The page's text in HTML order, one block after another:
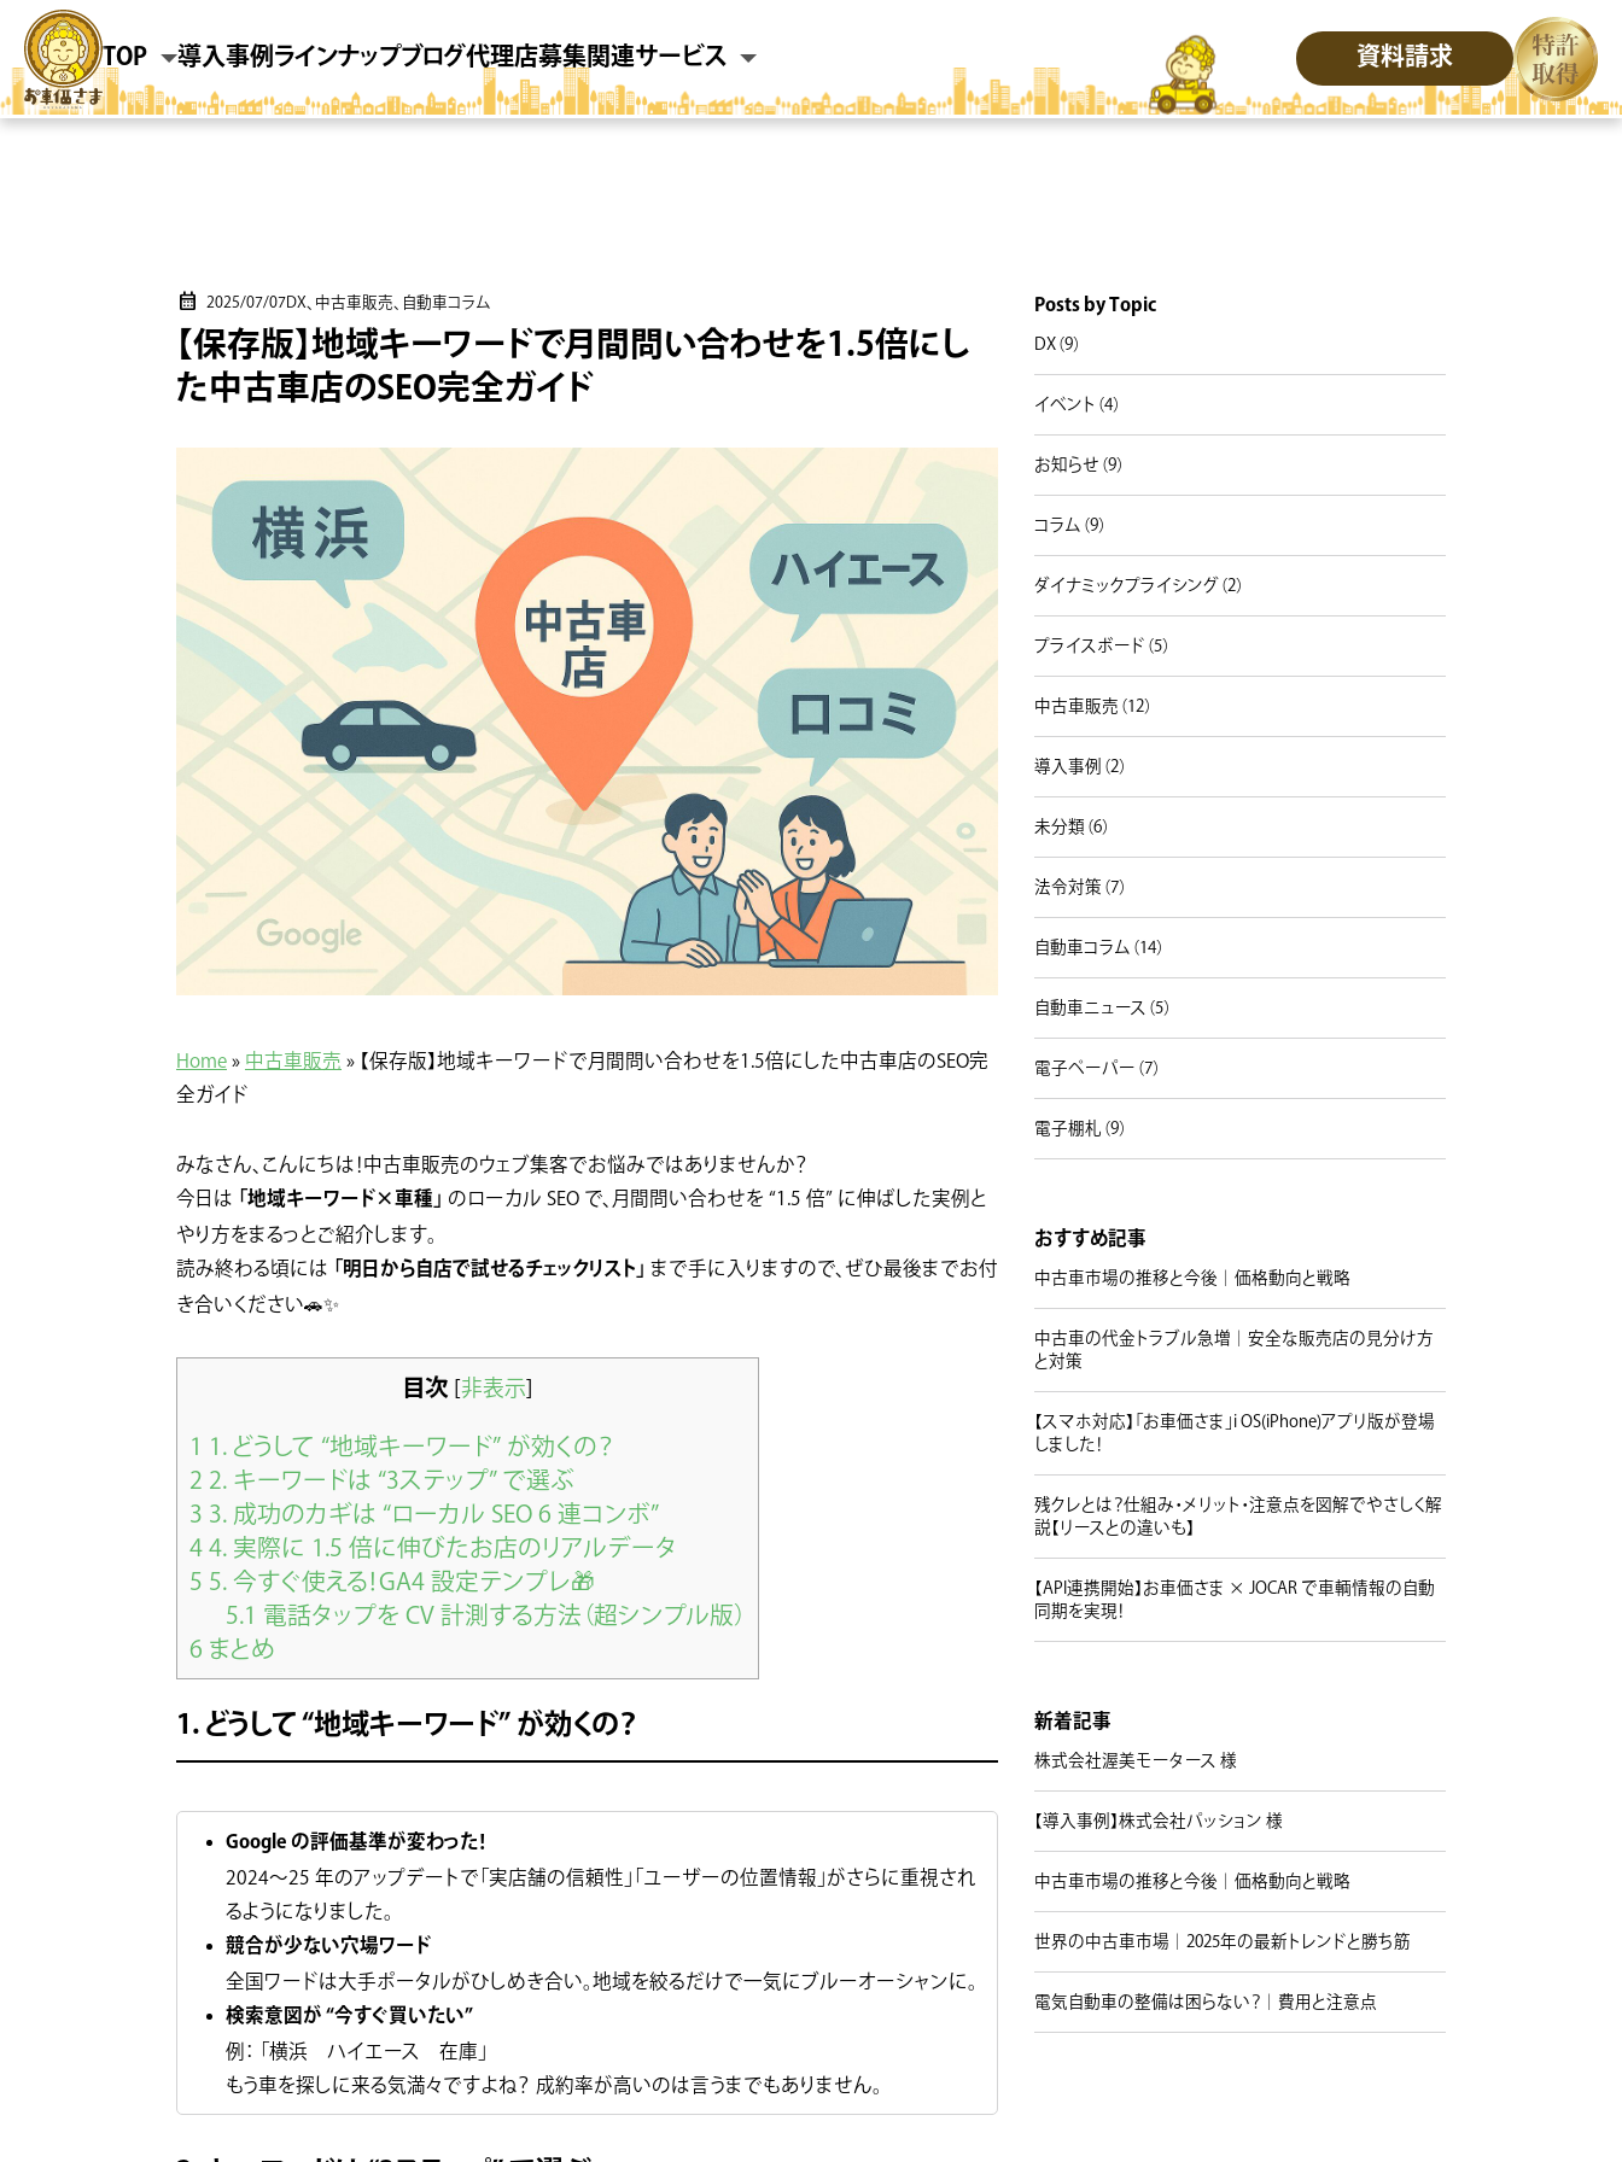
TOP 導入事例ラインナップブログ代理店募集関連サービス 資料請求
2025/07/07DX、中古車販売、自動車コラム
【保存版】地域キーワードで月間問い合わせを1.5倍にし
た中古車店のSEO完全ガイド
Home » 中古車販売 » 【保存版】地域キーワードで月間問い合わせを1.5倍にした中古車店のSEO完
全ガイド
みなさん、こんにちは！中古車販売のウェブ集客でお悩みではありませんか？
今日は 「地域キーワード×車種」 のローカル SEO で、月間問い合わせを “1.5 倍” に伸ばした実例と
やり方をまるっとご紹介します。
読み終わる頃には 「明日から自店で試せるチェックリスト」 まで手に入りますので、ぜひ最後までお付
き合いください🚗✨
目次 [非表示]
1 1. どうして “地域キーワード” が効くの？
2 2. キーワードは “3ステップ” で選ぶ
3 3. 成功のカギは “ローカル SEO 6 連コンボ”
4 4. 実際に 1.5 倍に伸びたお店のリアルデータ
5 5. 今すぐ使える！GA4 設定テンプレ🎁
5.1 電話タップを CV 計測する方法（超シンプル版）
6 まとめ
1. どうして “地域キーワード” が効くの？
Google の評価基準が変わった！
2024〜25 年のアップデートで「実店舗の信頼性」「ユーザーの位置情報」がさらに重視され
るようになりました。
競合が少ない穴場ワード
全国ワードは大手ポータルがひしめき合い。地域を絞るだけで一気にブルーオーシャンに。
検索意図が “今すぐ買いたい”
例： 「横浜 ハイエース 在庫」
もう車を探しに来る気満々ですよね？ 成約率が高いのは言うまでもありません。
Posts by Topic
DX（9）
イベント（4）
お知らせ（9）
コラム（9）
ダイナミックプライシング（2）
プライスボード（5）
中古車販売（12）
導入事例（2）
未分類（6）
法令対策（7）
自動車コラム（14）
自動車ニュース（5）
電子ペーパー（7）
電子棚札（9）
おすすめ記事
中古車市場の推移と今後｜価格動向と戦略
中古車の代金トラブル急増｜安全な販売店の見分け方
と対策
【スマホ対応】「お車価さま」i OS(iPhone)アプリ版が登場
しました！
残クレとは？仕組み・メリット・注意点を図解でやさしく解
説【リースとの違いも】
【API連携開始】お車価さま × JOCAR で車輌情報の自動
同期を実現！
新着記事
株式会社渥美モータース 様
【導入事例】株式会社パッション 様
中古車市場の推移と今後｜価格動向と戦略
世界の中古車市場｜2025年の最新トレンドと勝ち筋
電気自動車の整備は困らない？｜費用と注意点